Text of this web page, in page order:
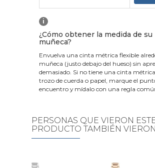
i
¿Cómo obtener la medida de su
muñeca?
Envuelva una cinta métrica flexible
muñeca (justo debajo del hueso) sin
demasiado. Si no tiene una cinta
trozo de cuerda o papel, marque el
encuentro y mídalo con una regla
PERSONAS QUE VIERON
PRODUCTO TAMBIÉN VIERON